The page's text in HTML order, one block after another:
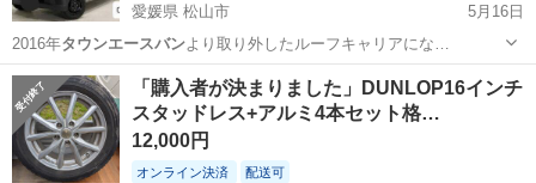
愛媛県 松山市
5月16日
2016年タウンエースバンより取り外したルーフキャリアにな…
愛媛 松山市 外装、車外用品 ルーフレール
「購入者が決まりました」DUNLOP16インチ
スタッドレス+アルミ4本セット格…
12,000円
オンライン決済 配送可